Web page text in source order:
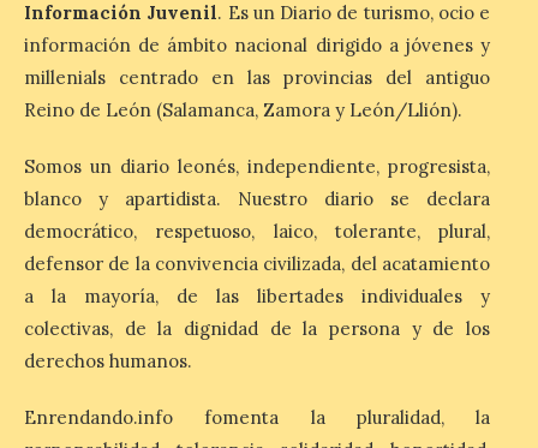
cancela la temporada de
fuentes de La Granja ante
la escasez de agua
6 Ago 2026
Esta medida afecta a los
espectáculos nocturnos
de la Fuente Baños de
Diana previstos para los
días 8, 15 y 22 de agosto,
así como al encendido extraordinario del
día 25. La reserva de agua en el estanque
«El Mar», […]
El Descenso Internacional
Información Juvenil. Es un Diario de turismo, ocio e
información de ámbito nacional dirigido a jóvenes y
millenials centrado en las provincias del antiguo
Reino de León (Salamanca, Zamora y León/Llión).
Somos un diario leonés, independiente, progresista,
blanco y apartidista. Nuestro diario se declara
democrático, respetuoso, laico, tolerante, plural,
defensor de la convivencia civilizada, del acatamiento
a la mayoría, de las libertades individuales y
colectivas, de la dignidad de la persona y de los
derechos humanos.
Enrendando.info fomenta la pluralidad, la